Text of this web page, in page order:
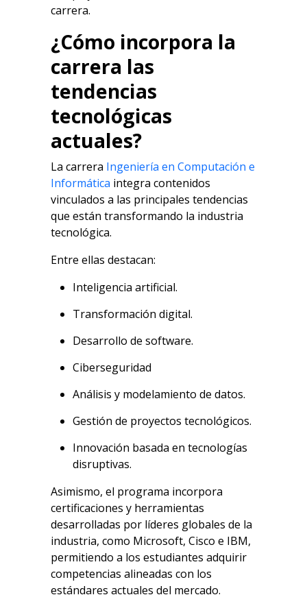
carrera.
¿Cómo incorpora la
carrera las
tendencias
tecnológicas
actuales?
La carrera Ingeniería en Computación e
Informática integra contenidos
vinculados a las principales tendencias
que están transformando la industria
tecnológica.
Entre ellas destacan:
Inteligencia artificial.
Transformación digital.
Desarrollo de software.
Ciberseguridad
Análisis y modelamiento de datos.
Gestión de proyectos tecnológicos.
Innovación basada en tecnologías
disruptivas.
Asimismo, el programa incorpora
certificaciones y herramientas
desarrolladas por líderes globales de la
industria, como Microsoft, Cisco e IBM,
permitiendo a los estudiantes adquirir
competencias alineadas con los
estándares actuales del mercado.